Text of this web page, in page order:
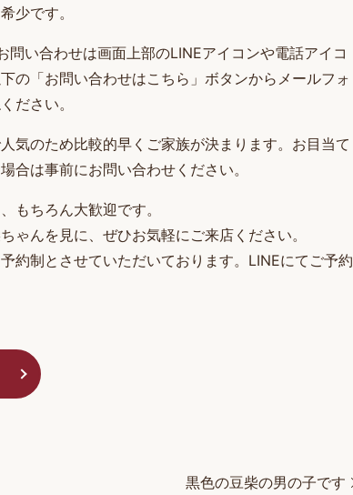
少です。
問い合わせは画面上部のLINEアイコンや電話アイコ
の「お問い合わせはこちら」ボタンからメールフォ
ださい。
気のため比較的早くご家族が決まります。お目当て
合は事前にお問い合わせください。
もちろん大歓迎です。
ゃんを見に、ぜひお気軽にご来店ください。
予約制とさせていただいております。LINEにてご予約
黒色の豆柴の男の子です